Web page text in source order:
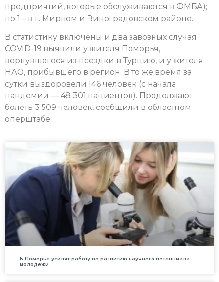
предприятий, которые обслуживаются в ФМБА);
по 1 – в г. Мирном и Виноградовском районе.
В статистику включены и два завозных случая:
COVID-19 выявили у жителя Поморья,
вернувшегося из поездки в Турцию, и у жителя
НАО, прибывшего в регион. В то же время за
сутки выздоровели 146 человек (с начала
пандемии — 48 301 пациентов). Продолжают
болеть 3 509 человек, сообщили в областном
оперштабе.
В Поморье усилят работу по развитию научного потенциала
молодежи